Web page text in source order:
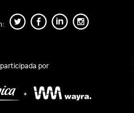
por